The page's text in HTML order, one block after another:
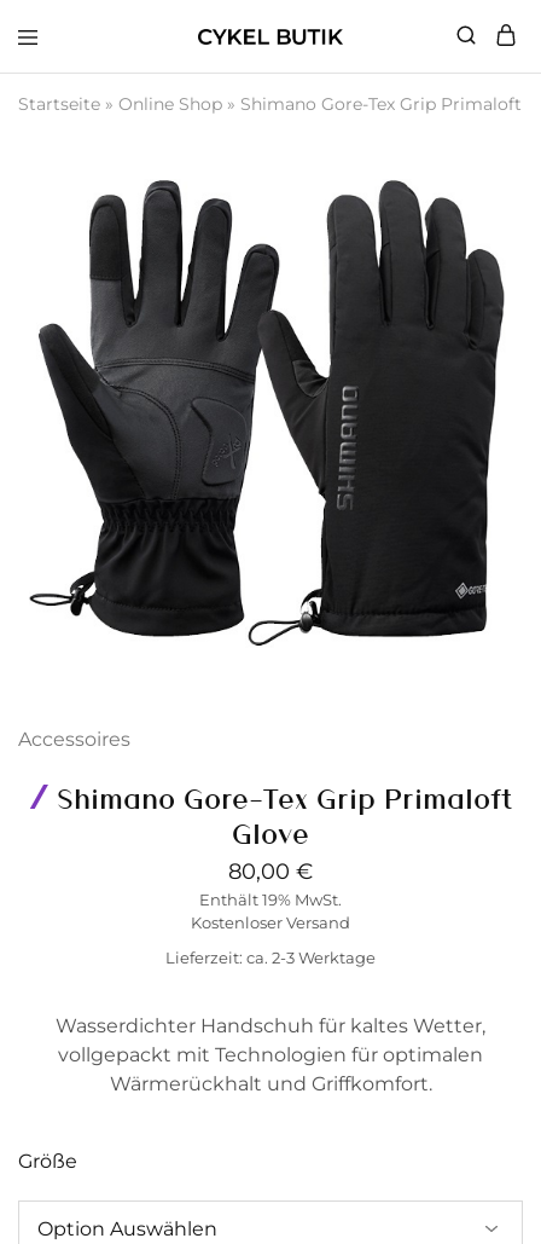
Butik
Startseite » Online Shop » Shimano Gore-Tex Grip Primaloft
Accessoires
Shimano Gore-Tex Grip Primaloft
Glove
80,00 €
Enthält 19% MwSt.
Kostenloser Versand
Lieferzeit: ca. 2-3 Werktage
Wasserdichter Handschuh für kaltes Wetter,
vollgepackt mit Technologien für optimalen
Wärmerückhalt und Griffkomfort.
Größe